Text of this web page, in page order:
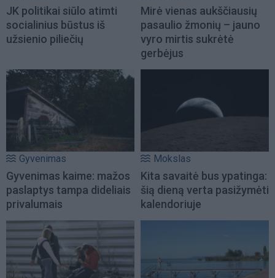
JK politikai siūlo atimti
socialinius būstus iš
užsienio piliečių
Mirė vienas aukščiausių
pasaulio žmonių – jauno
vyro mirtis sukrėtė
gerbėjus
Gyvenimas
Gyvenimas kaime: mažos
paslaptys tampa dideliais
privalumais
Mokslas
Kita savaitė bus ypatinga:
šią dieną verta pasižymėti
kalendoriuje